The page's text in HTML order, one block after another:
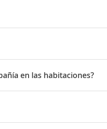
en las habitaciones?
las habitaciones